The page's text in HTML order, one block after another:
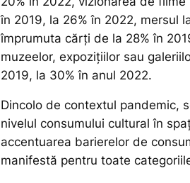
în 2019, la 26% în 2022, mersul
împrumuta cărți de la 28% în
muzeelor, expozițiilor sau
2019, la 30% în anul 2022.
Dincolo de contextul pandemic,
nivelul consumului cultural în
accentuarea barierelor de
manifestă pentru toate